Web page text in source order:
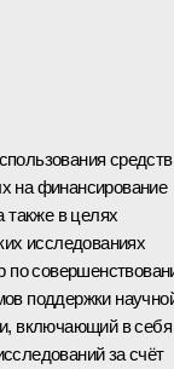
средств
на финансирование
также в целях
исследованиях
по
поддержки
включающий в себя
за счёт